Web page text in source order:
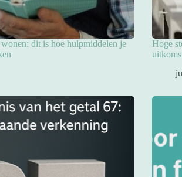
dit is hoe hulpmiddelen je
Hoge